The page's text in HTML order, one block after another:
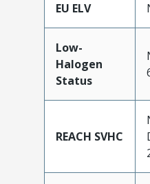
EU ELV
Low-
Halogen
Status
REACH SVHC